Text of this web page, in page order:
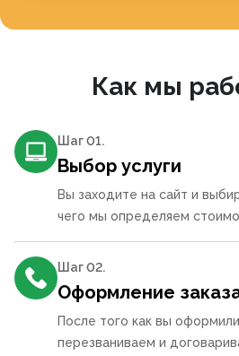
Как мы
Шаг 01.
Выбор услуги
Вы заходите на сайт и
чего мы определяем
Шаг 02.
Оформление
После того как вы
перезваниваем и